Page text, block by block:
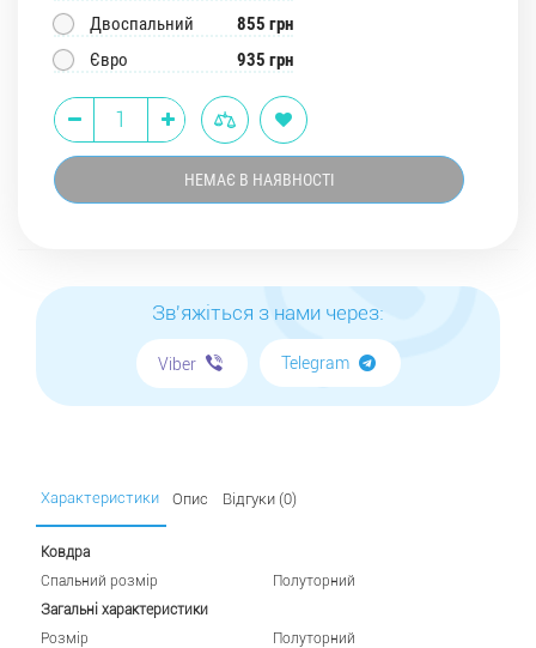
Двоспальний
855 грн
Євро
935 грн
НЕМАЄ В НАЯВНОСТІ
Зв'яжіться з нами через:
Viber Telegram
Характеристики Опис Відгуки (0)
Ковдра
Спальний розмір
Полуторний
Загальні характеристики
Розмір
Полуторний